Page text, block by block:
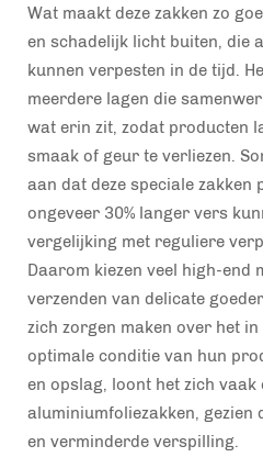
Wat maakt deze zakken zo
en schadelijk licht buiten, die
kunnen verpesten in de tijd.
meerdere lagen die
wat erin zit, zodat producten
smaak of geur te verliezen.
aan dat deze speciale zakken
ongeveer 30% langer vers
vergelijking met reguliere
Daarom kiezen veel high-end
verzenden van delicate
zich zorgen maken over het
optimale conditie van hun
en opslag, loont het zich vaak
aluminiumfoliezakken, gezien
en verminderde verspilling.